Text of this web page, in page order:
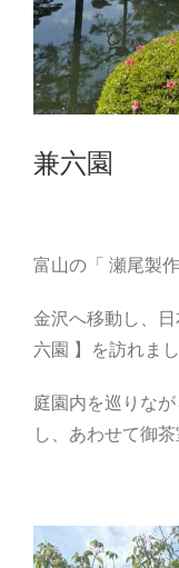
兼六園
富山の「 瀬尾製
金沢へ移動し、
六園 】を訪れま
庭園内を巡りな
し、あわせて御